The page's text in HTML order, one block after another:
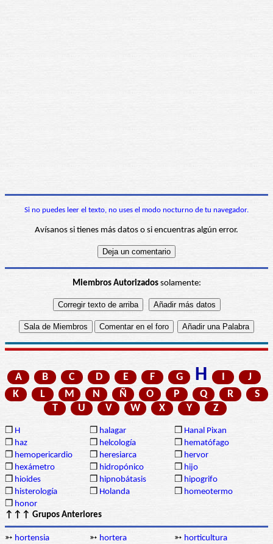
Si no puedes leer el texto, no uses el modo nocturno de tu navegador.
Avísanos si tienes más datos o si encuentras algún error.
Miembros Autorizadossolamente:
A B C D E F G H I
J
K
L M N Ñ O P Q R
S
T
U V W X Y Z
❒ H ❒ halagar ❒ Hanal Pixan
❒ haz ❒ helcología ❒ hematófago
❒ hemopericardio ❒ heresiarca ❒ hervor
❒ hexámetro ❒ hidropónico ❒ hijo
❒ hioides ❒ hipnobátasis ❒ hipogrifo
❒ histerología ❒ Holanda ❒ homeotermo
❒ honor
↑↑↑ Grupos Anteriores
➳ hortensia ➳ hortera ➳ horticultura